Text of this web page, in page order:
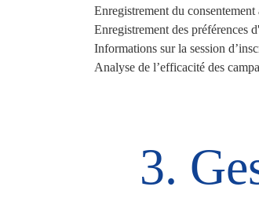
Enregistrement du
Enregistrement des préférences
Informations sur la session
Analyse de l’efficacité des
3.